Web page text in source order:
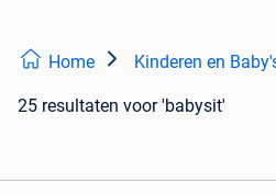
Home Kinderen en
25 resultaten voor 'babysit'